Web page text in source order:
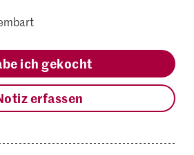
ich gekocht
erfassen